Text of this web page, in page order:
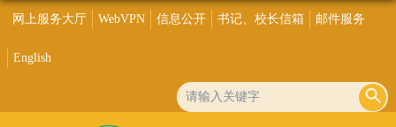
网上服务大厅 WebVPN 信息公开 书记、校长信箱 邮件服务
English